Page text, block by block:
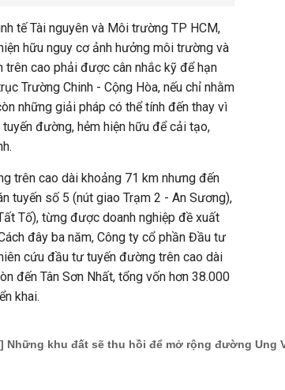
tế Tài nguyên và Môi trường TP HCM,
hữu nguy cơ ảnh hưởng môi trường và
trên cao phải được cân nhắc kỹ để hạn
Trường Chinh - Cộng Hòa, nếu chỉ nhằm
những giải pháp có thể tính đến thay vì
đường, hẻm hiện hữu để cải tạo,
trên cao dài khoảng 71 km nhưng đến
tuyến số 5 (nút giao Trạm 2 - An Sương),
Tố), từng được doanh nghiệp đề xuất
đây ba năm, Công ty cổ phần Đầu tư
cứu đầu tư tuyến đường trên cao dài
đến Tân Sơn Nhất, tổng vốn hơn 38.000
khai.